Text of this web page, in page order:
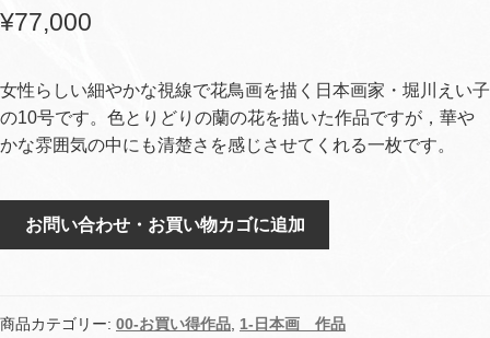
¥77,000
女性らしい細やかな視線で花鳥画を描く日本画家・堀川えい子
の10号です。色とりどりの蘭の花を描いた作品ですが，華や
かな雰囲気の中にも清楚さを感じさせてくれる一枚です。
お問い合わせ・お買い物カゴに追加
商品カテゴリー: 00-お買い得作品 1-日本画 作品